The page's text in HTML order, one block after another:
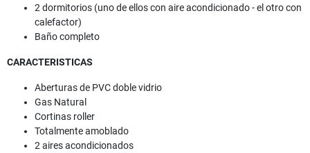
2 dormitorios (uno de ellos con aire acondicionado - el otro con
calefactor)
Baño completo
CARACTERISTICAS
Aberturas de PVC doble vidrio
Gas Natural
Cortinas roller
Totalmente amoblado
2 aires acondicionados